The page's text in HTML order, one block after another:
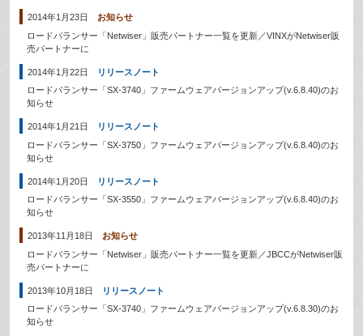
2014年1月23日
お知らせ
ロードバランサー「Netwiser」販売パートナー一覧を更新／VINXがNetwiser販
売パートナーに
2014年1月22日
リリースノート
ロードバランサー「SX-3740」ファームウェアバージョンアップ(v.6.8.40)のお
知らせ
2014年1月21日
リリースノート
ロードバランサー「SX-3750」ファームウェアバージョンアップ(v.6.8.40)のお
知らせ
2014年1月20日
リリースノート
ロードバランサー「SX-3550」ファームウェアバージョンアップ(v.6.8.40)のお
知らせ
2013年11月18日
お知らせ
ロードバランサー「Netwiser」販売パートナー一覧を更新／JBCCがNetwiser販
売パートナーに
2013年10月18日
リリースノート
ロードバランサー「SX-3740」ファームウェアバージョンアップ(v.6.8.30)のお
知らせ